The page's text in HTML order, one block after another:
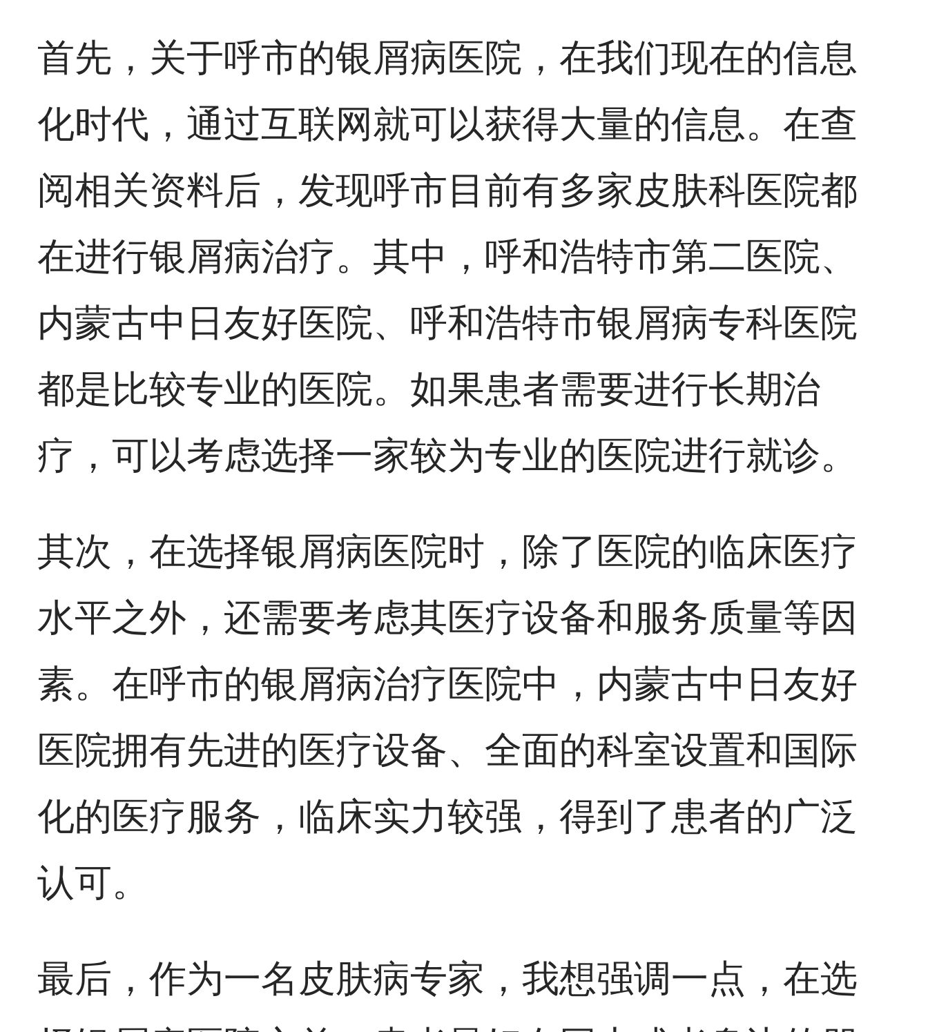
首先，关于呼市的银屑病医院，在我们现在的信息
化时代，通过互联网就可以获得大量的信息。在查
阅相关资料后，发现呼市目前有多家皮肤科医院都
在进行银屑病治疗。其中，呼和浩特市第二医院、
内蒙古中日友好医院、呼和浩特市银屑病专科医院
都是比较专业的医院。如果患者需要进行长期治
疗，可以考虑选择一家较为专业的医院进行就诊。
其次，在选择银屑病医院时，除了医院的临床医疗
水平之外，还需要考虑其医疗设备和服务质量等因
素。在呼市的银屑病治疗医院中，内蒙古中日友好
医院拥有先进的医疗设备、全面的科室设置和国际
化的医疗服务，临床实力较强，得到了患者的广泛
认可。
最后，作为一名皮肤病专家，我想强调一点，在选